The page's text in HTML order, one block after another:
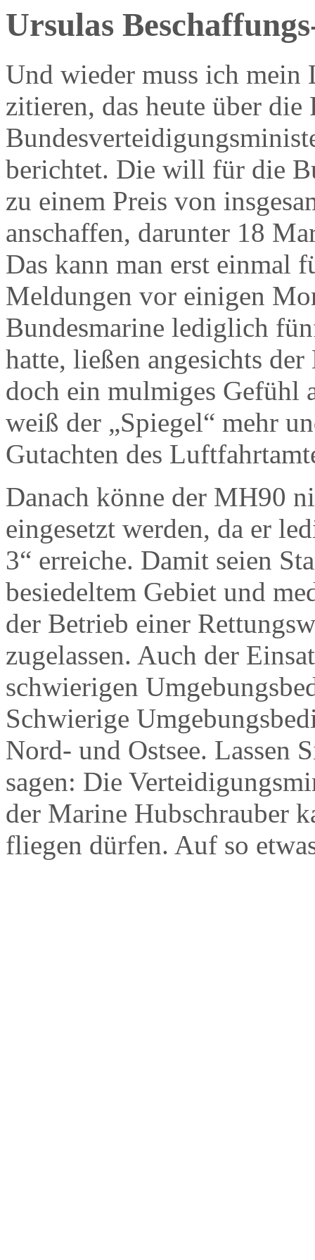
Ursulas
Und wieder muss ich mein
zitieren, das heute über die
berichtet. Die will für die
zu einem Preis von
anschaffen, darunter 18
Das kann man erst einmal
Meldungen vor einigen
Bundesmarine lediglich
hatte, ließen angesichts
doch ein mulmiges Gefühl
weiß der „Spiegel“ mehr
Gutachten des
Danach könne der MH90
eingesetzt werden, da er
3“ erreiche. Damit seien
besiedeltem Gebiet und
der Betrieb einer
zugelassen. Auch der
schwierigen
Schwierige
Nord- und Ostsee. Lassen
sagen: Die
der Marine Hubschrauber
fliegen dürfen. Auf so